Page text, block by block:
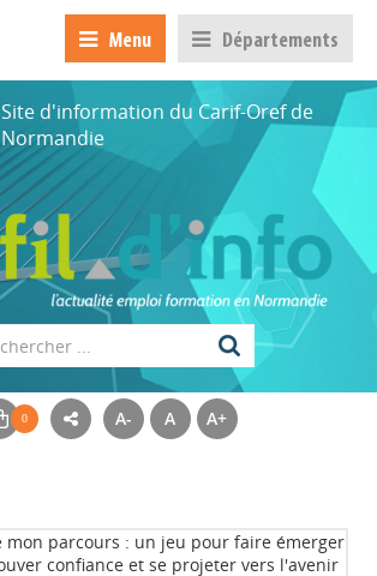
Menu Départements
Site d'information du Carif-Oref de
Normandie
A- A A+